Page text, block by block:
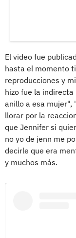
El video fue
hasta el momento
reproducciones y
hizo fue la
anillo a esa mujer",
llorar por la
que Jennifer si
no yo de jenn me
decirle que era
y muchos más.